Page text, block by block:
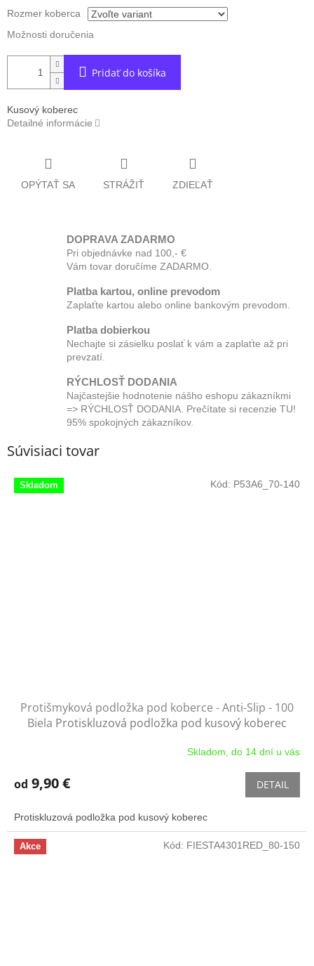
Rozmer koberca
Možnosti doručenia
Pridať do košíka
Kusový koberec
Detailné informácie
OPÝTAŤ SA STRÁŽIŤ ZDIEĽAŤ
DOPRAVA ZADARMO
Pri objednávke nad 100,- €
Vám tovar doručíme ZADARMO.
Platba kartou, online prevodom
Zaplaťte kartou alebo online bankovým prevodom.
Platba dobierkou
Nechajte si zásielku poslať k vám a zaplaťte až pri
prevzatí.
RÝCHLOSŤ DODANIA
Najčastejšie hodnotenie nášho eshopu zákazníkmi
=> RÝCHLOSŤ DODANIA. Prečítate si recenzie TU!
95% spokojných zákazníkov.
Súvisiaci tovar
Skladom
Protišmyková podložka pod koberce - Anti-Slip - 100
Biela Protiskluzová podložka pod kusový koberec
Skladom, do 14 dní u vás
od 9,90 € DETAIL
Protiskluzová podložka pod kusový koberec
Kód: P53A6_70-140
Akce Kód: FIESTA4301RED_80-150